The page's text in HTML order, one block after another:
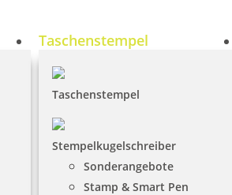
Taschenstempel
Taschenstempel
Stempelkugelschreiber
Sonderangebote
Stamp & Smart Pen